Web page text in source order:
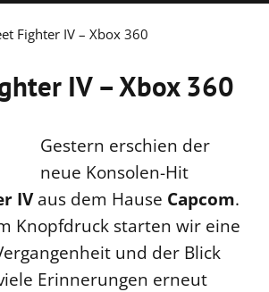
Fighter IV – Xbox 360
IV – Xbox 360
Gestern erschien der
neue Konsolen-Hit
IVaus dem Hause Capcom.
Knopfdruck starten wir eine
und der Blick
Erinnerungen erneut